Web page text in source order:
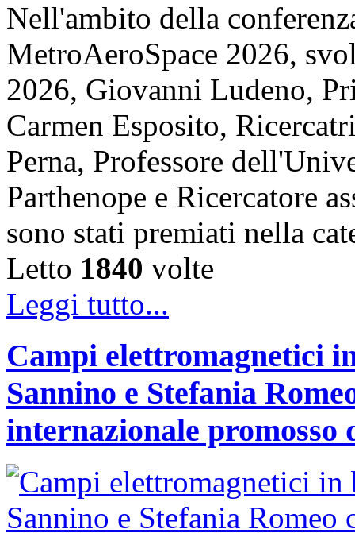
Nell'ambito della
MetroAeroSpace 2026,
2026, Giovanni Ludeno,
Carmen Esposito,
Perna, Professore
Parthenope e Ricercatore
sono stati premiati nella
Letto 1840 volte
Leggi tutto...
Campi elettromagnetici
Sannino e Stefania
internazionale promosso